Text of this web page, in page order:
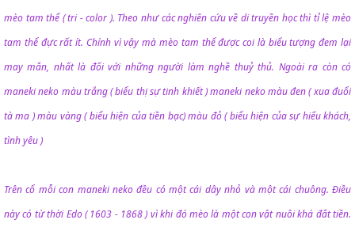
mèo tam thể ( tri - color ). Theo như các nghiên cứu về di truyền học thì tỉ lệ mèo
tam thể đực rất ít. Chính vì vậy mà mèo tam thể được coi là biểu tượng đem lại
may mắn, nhất là đối với những người làm nghề thuỷ thủ. Ngoài ra còn có
maneki neko màu trắng ( biểu thị sự tinh khiết ) maneki neko màu đen ( xua đuổi
tà ma ) màu vàng ( biểu hiện của tiền bạc) màu đỏ ( biểu hiện của sự hiếu khách,
tình yêu )
Trên cổ mỗi con maneki neko đều có một cái dây nhỏ và một cái chuông. Điều
này có từ thời Edo ( 1603 - 1868 ) vì khi đó mèo là một con vật nuôi khá đắt tiền.